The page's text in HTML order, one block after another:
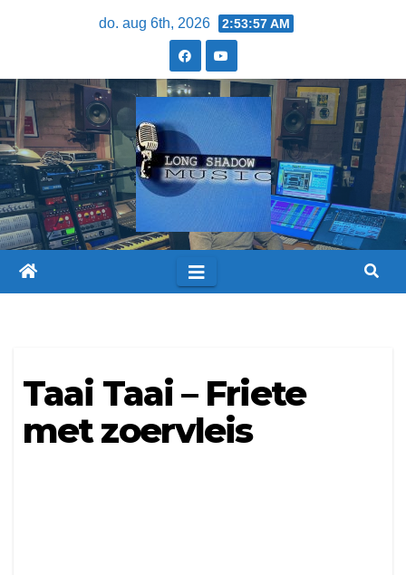
do. aug 6th, 2026 2:53:57 AM
Taai Taai – Friete
met zoervleis